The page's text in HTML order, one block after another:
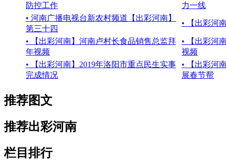
防控工作
力一线
• 河南广播电视台新农村频道【出彩河南】
第三十四
• 【出彩河
• 【出彩河南】河南卢村长食品销售总监拜
年视频
• 【出彩河
视频
• 【出彩河南】2019年洛阳市重点民生实事
完成情况
• 【出彩河
展春节帮
推荐图文
推荐出彩河南
栏目排行